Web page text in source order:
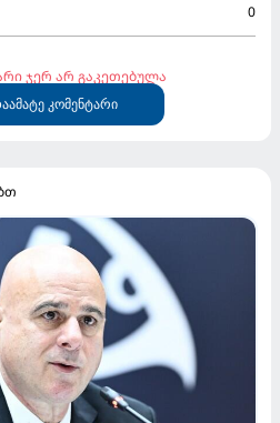
0
ჯერ არ გაკეთებულა
კომენტარი